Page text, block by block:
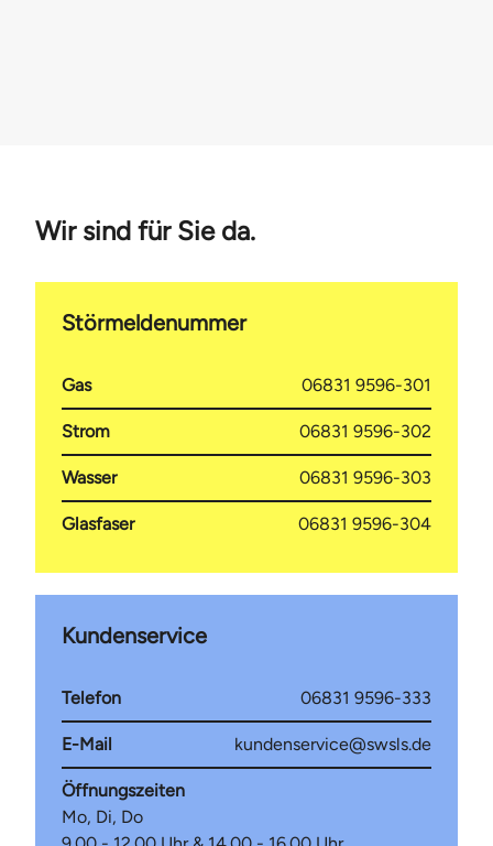
Wir sind für Sie da.
Störmeldenummer
Gas 06831 9596-301
Strom 06831 9596-302
Wasser 06831 9596-303
Glasfaser 06831 9596-304
Kundenservice
Telefon 06831 9596-333
E-Mail kundenservice@swsls.de
Öffnungszeiten
Mo, Di, Do